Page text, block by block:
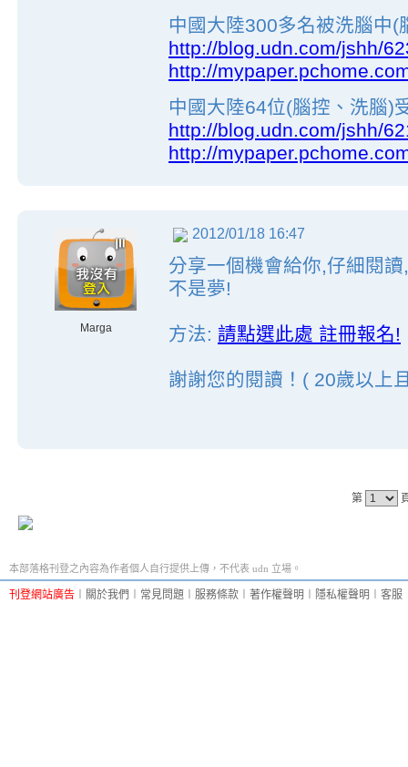
中國大陸300多名被洗腦中(
http://blog.udn.com/jshh/
http://
中國大陸64位(腦控、洗腦)
http://blog.udn.com/jshh/
http://
Marga
2012/01/18 16:47
分享一個機會給你,仔細閱
不是夢!
方法: 請點選此處 註冊報名!
謝謝您的閱讀！( 20歲以上
第
本部落格刊登之內容為作者個人自行提供上傳，不代表 udn 立場。
刊登網站廣告 關於我們 常見問題 服務條款 著作權聲明 隱私權聲明 客服